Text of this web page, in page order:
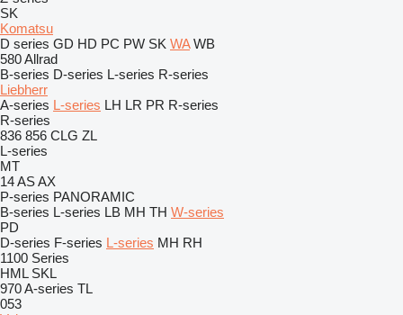
SK
Komatsu
D series GD HD PC PW SK WA WB
580Allrad
B-series D-series L-series R-series
Liebherr
A-series L-series LH LR PR R-series
R-series
836 856 CLG ZL
L-series
MT
14ASAX
P-series PANORAMIC
B-series L-series LB MH TH W-series
PD
D-series F-series L-series MH RH
1100 Series
HML SKL
970A-series TL
053